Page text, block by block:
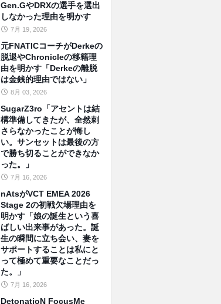
Gen.GやDRXの選手を選出
しなかった理由を明かす
7月 19, 2026
元FNATICコーチがDerkeの
脱退やChronicleの移籍理
由を明かす「Derkeの離脱
は金銭的理由ではない」
8月 03, 2026
SugarZ3ro「アセントは結
構準備してきたが、全然刺
さらなかったことが悔し
い。サンセットは最後の方
で勝ち切ることができなか
った。」
7月 16, 2026
nAtsがVCT EMEA 2026
Stage 2の初戦欠場理由を
明かす「娘の誕生という喜
ばしい出来事があった。誕
生の瞬間に立ち会い、妻を
サポートすることは私にと
って極めて重要なことだっ
た。」
7月 16, 2026
DetonatioN FocusMe